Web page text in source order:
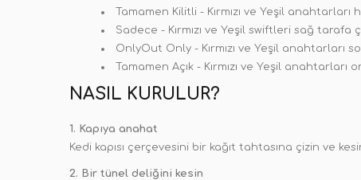
Tamamen Kilitli - Kırmızı ve Yeşil
Sadece - Kırmızı ve Yeşil swiftleri sağ tarafa
OnlyOut Only - Kırmızı ve Yeşil anahtarları
Tamamen Açık - Kırmızı ve Yeşil
NASIL KURULUR?
1. Kapıya anahat
Kedi kapısı çerçevesini bir kağıt tahtasına çizin ve
2. Bir tünel deliğini kesin